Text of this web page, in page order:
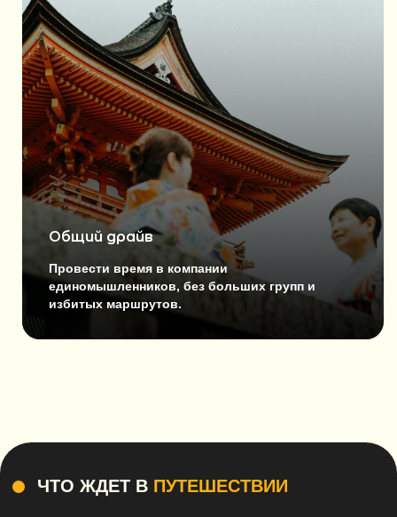
Общий драйв
Провести время в компании
единомышленников, без больших групп и
избитых маршрутов.
дворцов до древней Асакусы
2 день. Токио с высоты: Сибуя,
Омотэсандо и сокровища Уэно
3 день. Современная Осака и замок
самураев
4 день. Священные олени и древние
храмы Нары
5 день. Золотое сердце Киото: храмы, дзен
и замок сёгунов
6 день. Тысяча алых ворот и вечер в
квартале гейш
7 день. Хиросима и священный остров
Миядзима
8 день. Под тенью Фудзи: рёкан, озеро и
горячие источники
9 день. Токио будущего: Одайба,
Акихабара и прощальный ужин
10 день. До встречи, Япония